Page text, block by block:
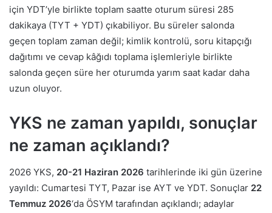
için YDT’yle birlikte toplam saatte oturum süresi 285
dakikaya (TYT + YDT) çıkabiliyor. Bu süreler salonda
geçen toplam zaman değil; kimlik kontrolü, soru kitapçığı
dağıtımı ve cevap kâğıdı toplama işlemleriyle birlikte
salonda geçen süre her oturumda yarım saat kadar daha
uzun oluyor.
YKS ne zaman yapıldı, sonuçlar
ne zaman açıklandı?
2026 YKS, 20-21 Haziran 2026 tarihlerinde iki gün üzerine
yayıldı: Cumartesi TYT, Pazar ise AYT ve YDT. Sonuçlar 22
Temmuz 2026‘da ÖSYM tarafından açıklandı; adaylar